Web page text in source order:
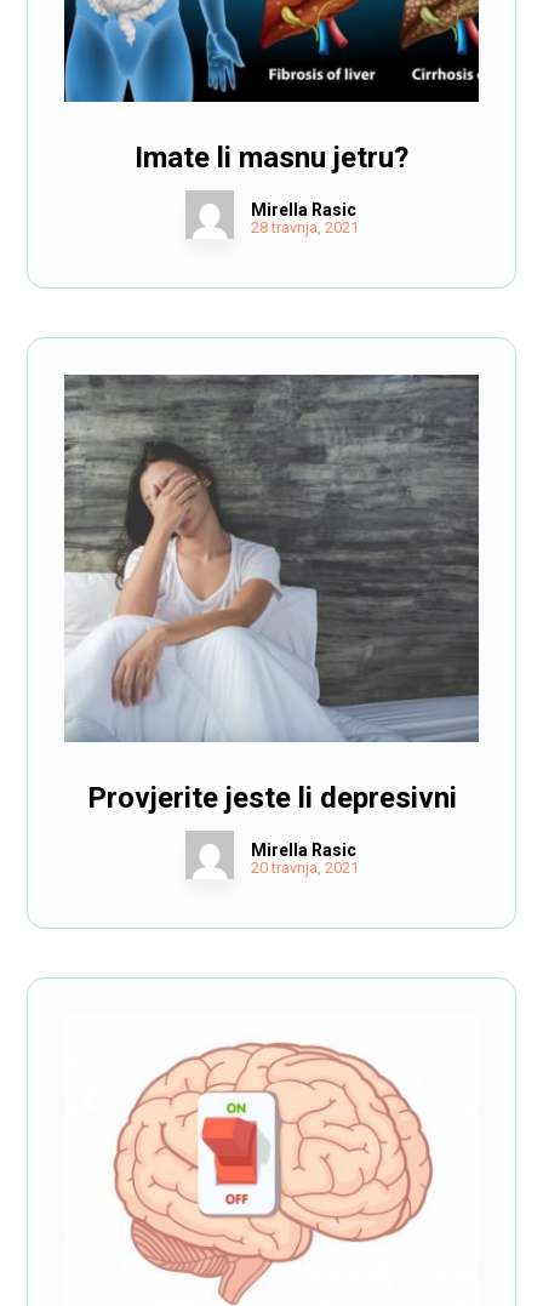
Imate li masnu jetru?
Mirella Rasic
28 travnja, 2021
Provjerite jeste li depresivni
Mirella Rasic
20 travnja, 2021